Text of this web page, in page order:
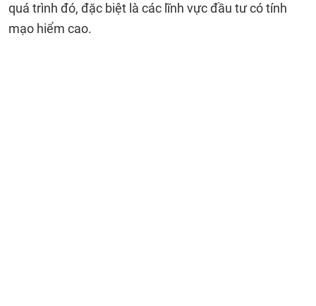
quá trình đó, đặc biệt là các lĩnh vực đầu tư có tính
mạo hiểm cao.